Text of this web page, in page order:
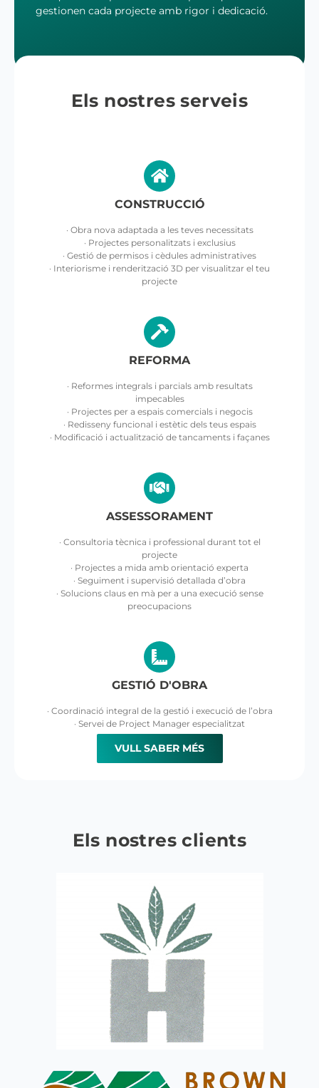
gestionen cada projecte amb rigor i dedicació.
Els nostres serveis
CONSTRUCCIÓ
· Obra nova adaptada a les teves necessitats
· Projectes personalitzats i exclusius
· Gestió de permisos i cèdules administratives
· Interiorisme i renderització 3D per visualitzar el teu
projecte
REFORMA
· Reformes integrals i parcials amb resultats
impecables
· Projectes per a espais comercials i negocis
· Redisseny funcional i estètic dels teus espais
· Modificació i actualització de tancaments i façanes
ASSESSORAMENT
· Consultoria tècnica i professional durant tot el
projecte
· Projectes a mida amb orientació experta
· Seguiment i supervisió detallada d’obra
· Solucions claus en mà per a una execució sense
preocupacions
GESTIÓ D'OBRA
· Coordinació integral de la gestió i execució de l’obra
· Servei de Project Manager especialitzat
VULL SABER MÉS
Els nostres clients